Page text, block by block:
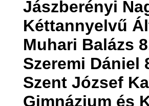
Jászberényi
Kéttannyelvű
Muhari Balázs
Szeremi Dániel
Szent József
Gimnázium és